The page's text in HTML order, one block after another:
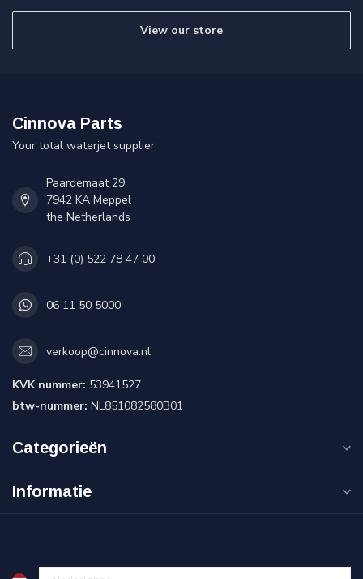
View our store
Cinnova Parts
Your total waterjet supplier
Paardemaat 29
7942 KA Meppel
the Netherlands
+31 (0) 522 78 47 00
06 11 50 5000
verkoop@cinnova.nl
KVK nummer: 53941527
btw-nummer: NL851082580B01
Categorieën
Informatie